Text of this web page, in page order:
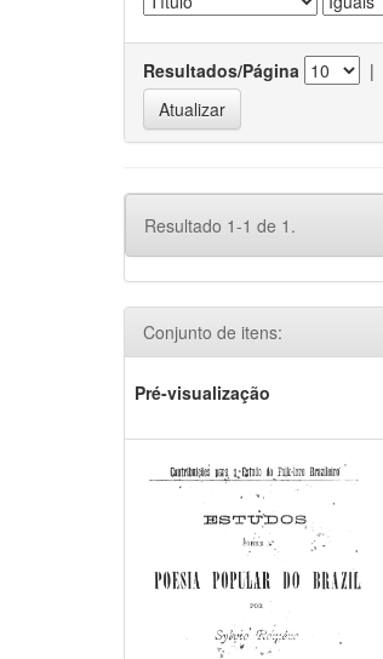
Resultados/Página |
Resultado 1-1 de 1.
Conjunto de itens:
Pré-visualização